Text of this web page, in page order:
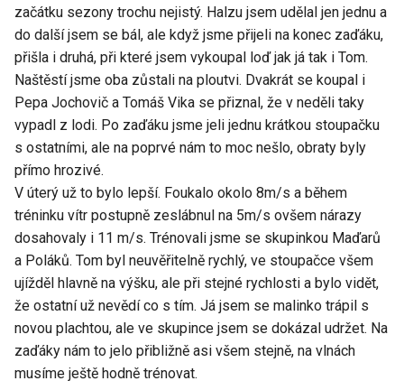
začátku sezony trochu nejistý. Halzu jsem udělal jen jednu a
do další jsem se bál, ale když jsme přijeli na konec zaďáku,
přišla i druhá, při které jsem vykoupal loď jak já tak i Tom.
Naštěstí jsme oba zůstali na ploutvi. Dvakrát se koupal i
Pepa Jochovič a Tomáš Vika se přiznal, že v neděli taky
vypadl z lodi. Po zaďáku jsme jeli jednu krátkou stoupačku
s ostatními, ale na poprvé nám to moc nešlo, obraty byly
přímo hrozivé.
V úterý už to bylo lepší. Foukalo okolo 8m/s a během
tréninku vítr postupně zeslábnul na 5m/s ovšem nárazy
dosahovaly i 11 m/s. Trénovali jsme se skupinkou Maďarů
a Poláků. Tom byl neuvěřitelně rychlý, ve stoupačce všem
ujížděl hlavně na výšku, ale při stejné rychlosti a bylo vidět,
že ostatní už nevědí co s tím. Já jsem se malinko trápil s
novou plachtou, ale ve skupince jsem se dokázal udržet. Na
zaďáky nám to jelo přibližně asi všem stejně, na vlnách
musíme ještě hodně trénovat.